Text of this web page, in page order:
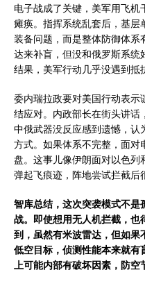
电子战成了关键，美军用飞
瘫痪。指挥系统乱套后，基层
装备问题，而是整体防御体
达来补盲，但没和俄罗斯系统
结果，美军行动几乎没遇到抵
委内瑞拉政要对美国行动表示
结应对。内政部长在街头讲
中俄武器没反应感到遗憾，认
方式。如果体系不完整，面对
盘。这事儿像伊朗面对以色列
弹起飞痕迹，阵地尝试拦截后
智库总结，这次突袭模式不
战。即使想用无人机拦截，
到，虽然有米波雷达，但如
低空目标，侦测性能本来就
上可能内部有破坏因素，防空